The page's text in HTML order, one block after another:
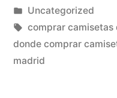
por
Publicado
en
Uncategorized
Etiquetas:
comprar camisetas
donde comprar
madrid